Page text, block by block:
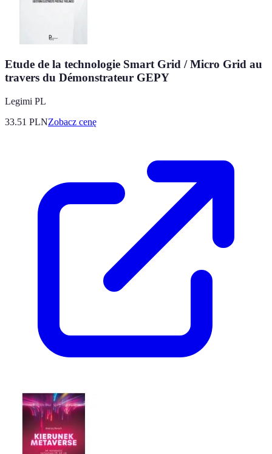
Etude de la technologie Smart Grid / Micro Grid au
travers du Démonstrateur GEPY
Legimi PL
33.51 PLNZobacz cenę